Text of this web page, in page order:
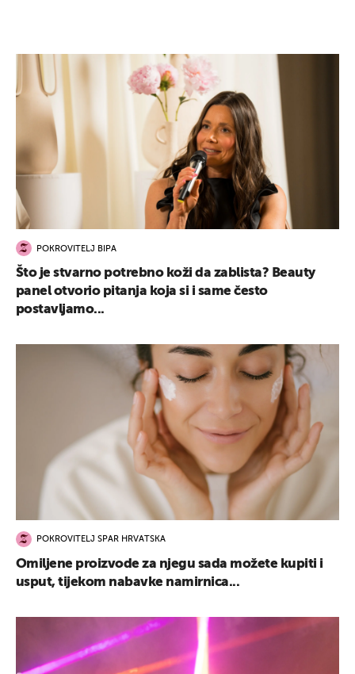
POKROVITELJ BIPA
Što je stvarno potrebno koži da zablista? Beauty
panel otvorio pitanja koja si i same često
postavljamo...
POKROVITELJ SPAR HRVATSKA
Omiljene proizvode za njegu sada možete kupiti i
usput, tijekom nabavke namirnica...